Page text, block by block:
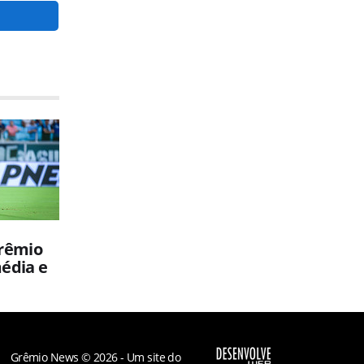
e
Grêmio News © 2026 - Um site do